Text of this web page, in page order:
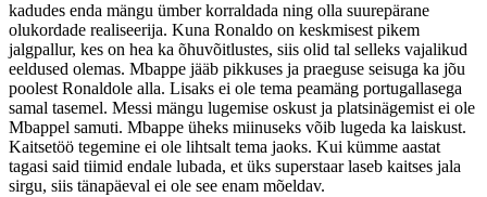
kadudes enda mängu ümber korraldada ning olla suurepärane
olukordade realiseerija. Kuna Ronaldo on keskmisest pikem
jalgpallur, kes on hea ka õhuvõitlustes, siis olid tal selleks vajalikud
eeldused olemas. Mbappe jääb pikkuses ja praeguse seisuga ka jõu
poolest Ronaldole alla. Lisaks ei ole tema peamäng portugallasega
samal tasemel. Messi mängu lugemise oskust ja platsinägemist ei ole
Mbappel samuti. Mbappe üheks miinuseks võib lugeda ka laiskust.
Kaitsetöö tegemine ei ole lihtsalt tema jaoks. Kui kümme aastat
tagasi said tiimid endale lubada, et üks superstaar laseb kaitses jala
sirgu, siis tänapäeval ei ole see enam mõeldav.